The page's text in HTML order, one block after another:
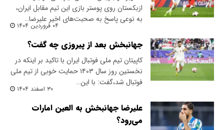
ازبکستان روی پوستر بازی این تیم مقابل ایران،
به نوعی پاسخ به صحبت‌های اخیر علیرضا…
۰۴ فروردین ۱۴۰۴
جهانبخش بعد از پیروزی چه گفت؟
کاپیتان تیم ملی فوتبال ایران با تاکید بر اینکه در
نخستین روز سال ۱۴۰۳ حمایت خوبی از تیم ملی
فوتبال شد،گفت: با این…
۳۰ اسفند ۱۴۰۴
علیرضا جهانبخش به العین امارات
می‌رود؟